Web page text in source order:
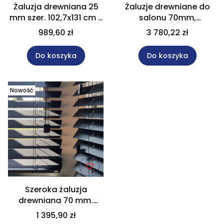
Żaluzja drewniana 25
mm szer. 102,7x131 cm z
kolekcji "Natural" Na
wymiar
989,60 zł
Do koszyka
Żaluzje drewniane do
salonu 70mm,
elektryczne 230V w
rozm. 190x250 cm, Na
wymiar.
3 780,22 zł
Do koszyka
Nowość
Szeroka żaluzja
drewniana 70 mm.
czarna 120x160 cm Na1 395,90 zł